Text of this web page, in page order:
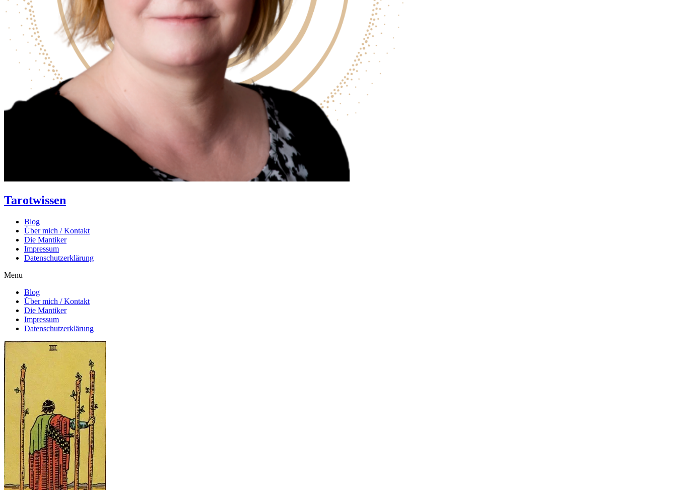
Tarotwissen
Blog
Über mich / Kontakt
Die Mantiker
Impressum
Datenschutzerklärung
Menu
Blog
Über mich / Kontakt
Die Mantiker
Impressum
Datenschutzerklärung